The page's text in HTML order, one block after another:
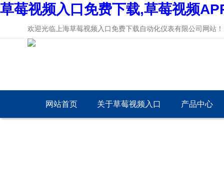
草莓视频入口免费下载,草莓视频
欢迎光临上海草莓视频入口免费下载自动化仪表有限公司网站！
网站首页 关于草莓视频入口 产品中心